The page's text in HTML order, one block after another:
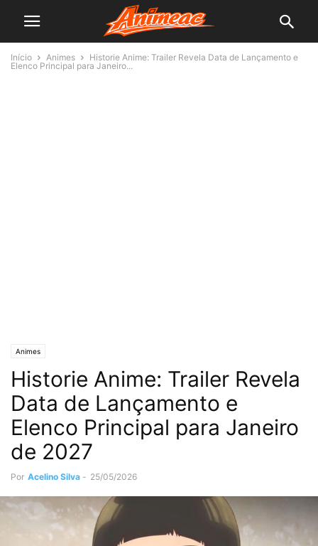
Início Animes
Historie Anime: Trailer Revela Data de Lançamento e
Elenco Principal para Janeiro...
Animes
Historie Anime: Trailer Revela
Data de Lançamento e
Elenco Principal para Janeiro
de 2027
Por Acelino Silva - 25/05/2026